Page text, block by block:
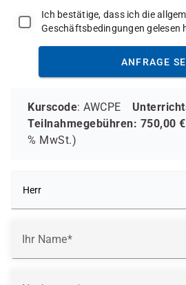
Ich bestätige, dass ich die
Geschäftsbedingungen gelesen
ANFRAGE
Kurscode: AWCPE
Teilnahmegebühren: 750,00 €
% MwSt.)
Ihr Name